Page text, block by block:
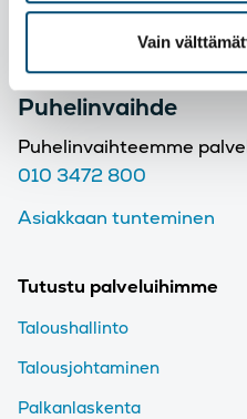
Vain
Puhelinvaihde
Puhelinvaihteemme
010 3472 800
Asiakkaan tunteminen
Tutustu palveluihimme
Taloushallinto
Talousjohtaminen
Palkanlaskenta